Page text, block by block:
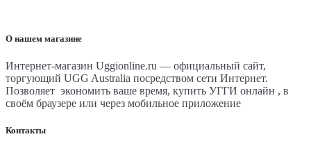
О нашем магазине
Интернет-магазин Uggionline.ru — официальный сайт,
торгующий UGG Australia посредством сети Интернет.
Позволяет экономить ваше время, купить УГГИ онлайн , в
своём браузере или через мобильное приложение
Контакты